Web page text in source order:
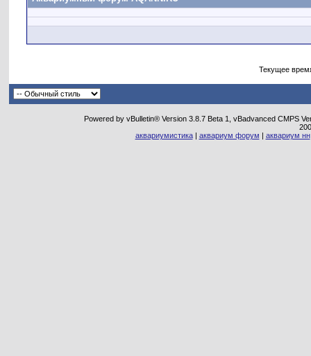
Текущее
Powered by vBulletin® Version 3.8.7 Beta 1, vBadvanced CMPS
аквариумистика| аквариум форум | аквариум нн